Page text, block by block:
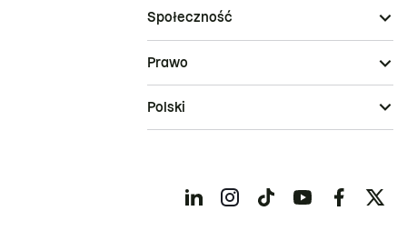
Społeczność
Prawo
Polski